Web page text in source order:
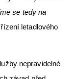
se tedy na
letadlového
nepravidelné